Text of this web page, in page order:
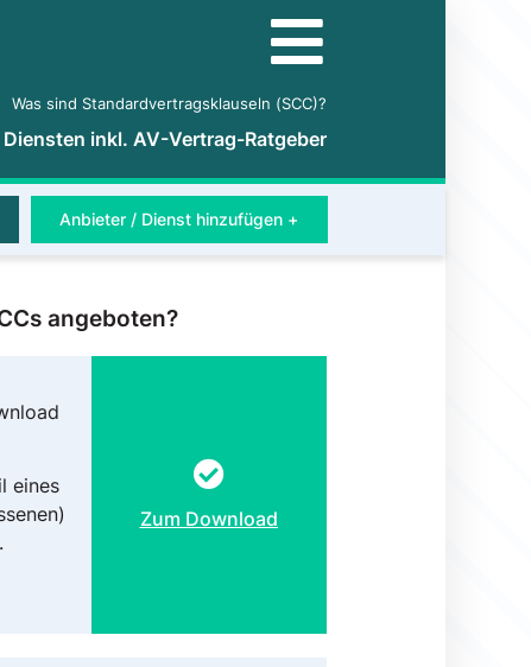
Was sind Standardvertragsklauseln (SCC)?
inkl. AV-Vertrag-Ratgeber
Anbieter / Dienst hinzufügen +
angeboten?
eines
Zum Download